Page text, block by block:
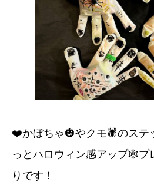
❤️かぼちゃ🎃やクモ🕷️のステ
っとハロウィン感アップ🕸️プ
りです！